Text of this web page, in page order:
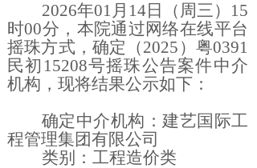
2026年01 月14日（周三）15
时00分，本院通过网络在线平台
摇珠方式，确定（2025）粤0391
民初15208号摇珠公告案件中介
机构，现将结果公示如下：
确定中介机构：建艺国际工
程管理集团有限公司
类别：工程造价类